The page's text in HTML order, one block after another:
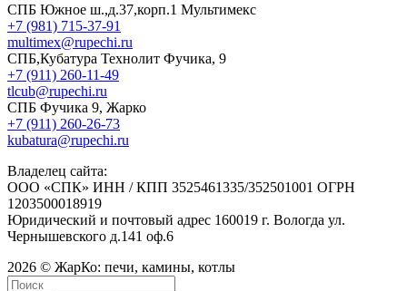
СПБ Южное ш.,д.37,корп.1 Мультимекс
+7 (981) 715-37-91
multimex@rupechi.ru
СПБ,Кубатура Технолит Фучика, 9
+7 (911) 260-11-49
tlcub@rupechi.ru
СПБ Фучика 9, Жарко
+7 (911) 260-26-73
kubatura@rupechi.ru
Владелец сайта:
ООО «СПК» ИНН / КПП 3525461335/352501001 ОГРН
1203500018919
Юридический и почтовый адрес 160019 г. Вологда ул.
Чернышевского д.141 оф.6
2026 © ЖарКо: печи, камины, котлы